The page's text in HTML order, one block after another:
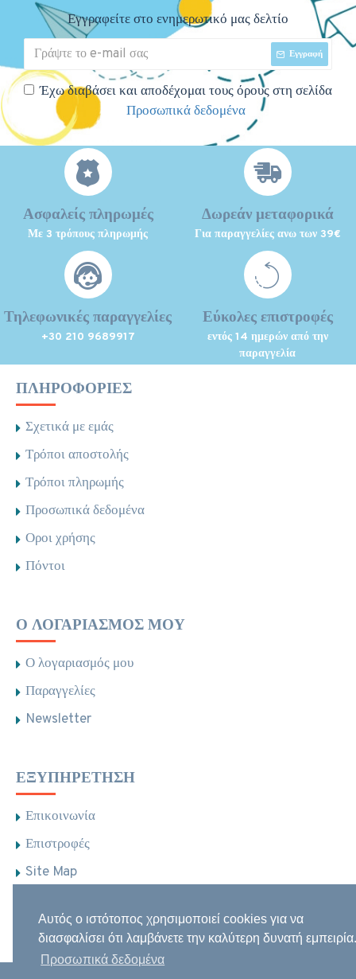
Αυτός ο ιστότοπος χρησιμοποιεί cookies για να
διασφαλίσει ότι λαμβάνετε την καλύτερη δυνατή εμπειρία.
Προσωπικά δεδομένα
Εγγραφείτε στο ενημερωτικό μας δελτίο
Εγγραφή
Έχω διαβάσει και αποδέχομαι τους όρους στη σελίδα
Προσωπικά δεδομένα
Ασφαλείς πληρωμές
Με 3 τρόπους πληρωμής
Δωρεάν μεταφορικά
Για παραγγελίες ανω των 39€
Τηλεφωνικές παραγγελίες
+30 210 9689917
Εύκολες επιστροφές
εντός 14 ημερών από την
παραγγελία
ΠΛΗΡΟΦΟΡΊΕΣ
Σχετικά με εμάς
Τρόποι αποστολής
Τρόποι πληρωμής
Προσωπικά δεδομένα
Οροι χρήσης
Πόντοι
Ο ΛΟΓΑΡΙΑΣΜΌΣ ΜΟΥ
Ο λογαριασμός μου
Παραγγελίες
Newsletter
ΕΞΥΠΗΡΈΤΗΣΗ
Επικοινωνία
Επιστροφές
Site Map
Φαρμακεία